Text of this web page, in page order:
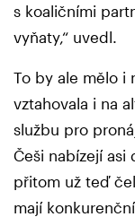
s koaličními
vyňaty,“ uvedl.
To by ale mělo i
vztahovala i na
službu pro
Češi nabízejí
přitom už teď
mají